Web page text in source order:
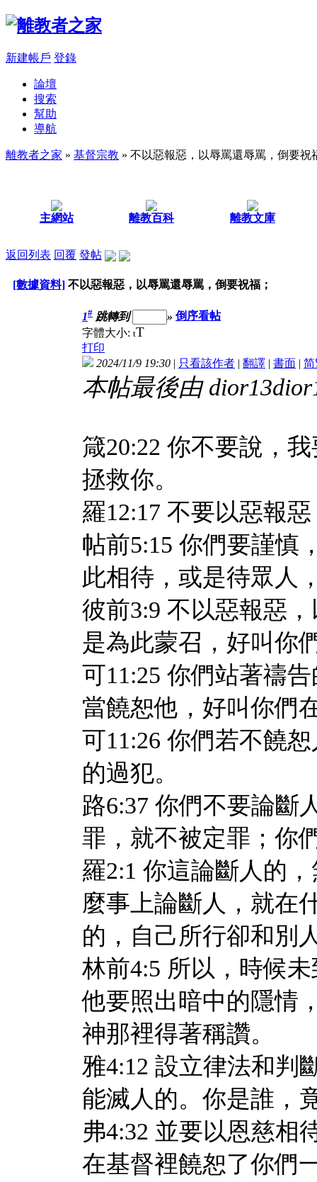
新建帳戶 登錄
論壇
搜索
幫助
導航
離教者之家 » 基督宗教 » 不以惡報惡，以辱罵還辱罵，倒要祝
主網站 離教百科 離教文庫
返回列表 回覆 發帖
[數據資料] 不以惡報惡，以辱罵還辱罵，倒要祝福；
1# 跳轉到 » 倒序看帖
字體大小: tT
打印
2024/11/9 19:30 | 只看該作者 | 翻譯 | 書面 | 简
本帖最後由
箴20:22 你不要說，
拯救你。
羅12:17 不要以惡報
帖前5:15 你們要謹慎
此相待，或是待眾人
彼前3:9 不以惡報惡
是為此蒙召，好叫你
可11:25 你們站著禱
當饒恕他，好叫你們
可11:26 你們若不饒
的過犯。
路6:37 你們不要論斷
罪，就不被定罪；你
羅2:1 你這論斷人的
麼事上論斷人，就在
的，自己所行卻和別
林前4:5 所以，時候
他要照出暗中的隱情
神那裡得著稱讚。
雅4:12 設立律法和判
能滅人的。你是誰，
弗4:32 並要以恩慈相
在基督裡饒恕了你們